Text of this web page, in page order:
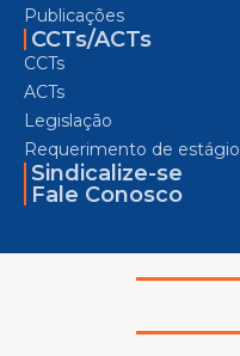
Publicações
CCTs/ACTs
CCTs
ACTs
Legislação
Requerimento de estágio
Sindicalize-se
Fale Conosco